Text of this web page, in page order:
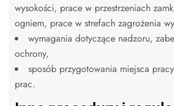
wysokości, prace w przestrzeniach
ogniem, prace w strefach zagrożenia
wymagania dotyczące nadzoru,
ochrony,
sposób przygotowania miejsca
prac.